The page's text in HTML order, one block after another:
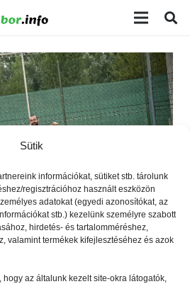
Sütik
információkat, sütiket stb. tárolunk
regisztrációhoz használt eszközön
adatokat (egyedi azonosítókat, az
stb.) kezelünk személyre szabott
hirdetés- és tartalomméréshez,
valamint termékek kifejlesztéséhez és azok
az általunk kezelt site-okra látogatók,